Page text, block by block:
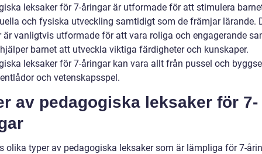
leksaker för 7-åringar är utformade för att stimulera
och fysiska utveckling samtidigt som de främjar lärande.
är vanligtvis utformade för att vara roliga och engagerande
barnet att utveckla viktiga färdigheter och kunskaper.
leksaker för 7-åringar kan vara allt från pussel och
och vetenskapsspel.
av pedagogiska leksaker för 7-
olika typer av pedagogiska leksaker som är lämpliga för 7-